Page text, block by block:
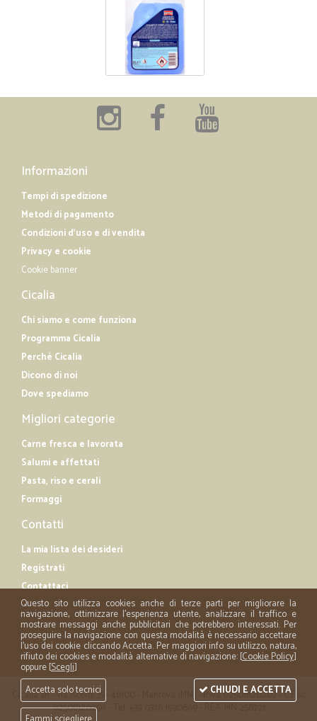
Informazioni
Tempi di spedizione
Metodi di pagamento
Condizioni d'uso e di vendita
Privacy e cookie
Cookie banner
Cicalia
Chi siamo e come funziona
Programma Cicalia
Perché Cicalia
Dicono di noi
Dove spediamo
Migliori categorie
Carne fresca e lavorata
Salumi e affettati
Pasta, riso e cerali
Formaggi
Contatti
La mia lista dei desideri
Registrati
Contattaci
Cicalia srl - via Acerbi 35 - 46100 - Mantova (MN) - P.iva 02508120207 - C.Fisc
02508120207 - Tel. +39 0376 1590669 - REA: MN 258721
Questo sito utilizza cookies anche di terze parti per migliorare la
navigazione, ottimizzare l'esperienza utente, analizzare il traffico e
mostrare messaggi anche pubblicitari che potrebbero interessati. Per
proseguire la navigazione con questa modalità è necessario accettare
l'uso dei cookie cliccando Accetta. Per maggiori info su utilizzo, natura,
rifiuto dei cookies e modalità alternative di navigazione: [Cookie Policy]
oppure [Scegli]
Accetta solo tecnici
CHIUDI E ACCETTA